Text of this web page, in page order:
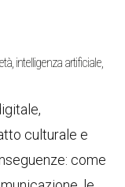
intelligenza artificiale,
culturale e
come